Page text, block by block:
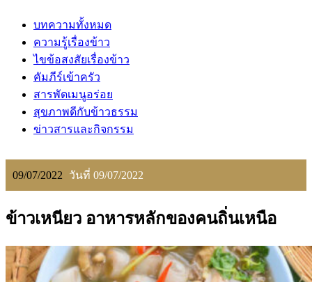
บทความทั้งหมด
ความรู้เรื่องข้าว
ไขข้อสงสัยเรื่องข้าว
คัมภีร์เข้าครัว
สารพัดเมนูอร่อย
สุขภาพดีกับข้าวธรรม
ข่าวสารและกิจกรรม
09/07/2022 วันที่ 09/07/2022
ข้าวเหนียว อาหารหลักของคนถิ่นเหนือ